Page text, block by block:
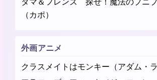
（カポ）
外画アニメ
クラスメイトはモンキー（アダム・ラ